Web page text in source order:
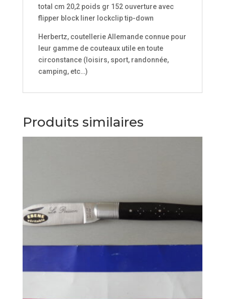
total cm 20,2 poids gr 152 ouverture avec
flipper block liner lockclip tip-down
Herbertz, coutellerie Allemande connue pour
leur gamme de couteaux utile en toute
circonstance (loisirs, sport, randonnée,
camping, etc…)
Produits similaires